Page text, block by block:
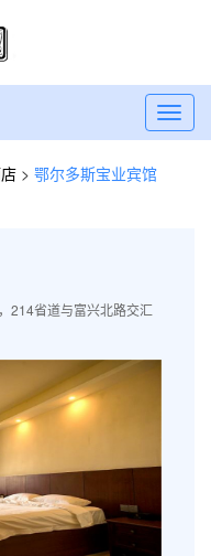
> 鄂尔多斯宝业宾馆
214省道与富兴北路交汇